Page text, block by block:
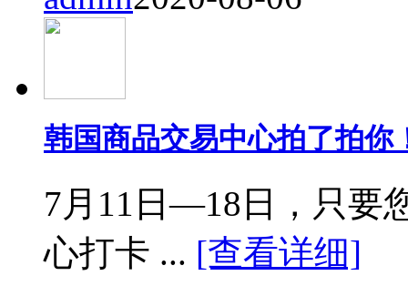
韩国商品交易中心拍了拍你
7月11日—18日，只要
心打卡 ... [查看详细]